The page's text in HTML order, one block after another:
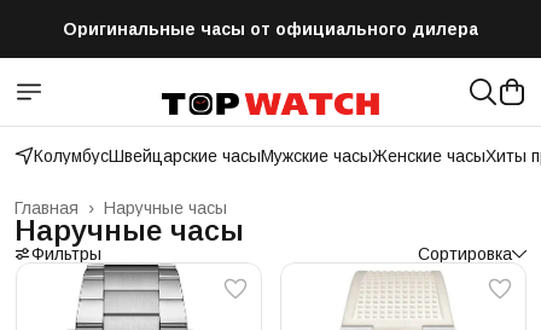
Оригинальные часы от официального дилера
КолумбусШвейцарские часыМужские часыЖенские часыХиты
Наручные часы
Главная ›
Наручные часы
Фильтры Сортировка